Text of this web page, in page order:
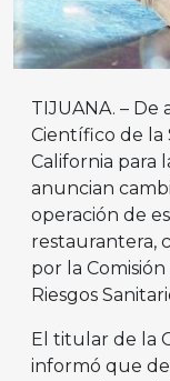
TIJUANA. – De
Científico de la
California para
anuncian
operación de
restaurantera,
por la
Riesgos
El titular de la
informó que